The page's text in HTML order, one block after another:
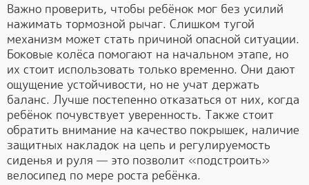
Важно проверить, чтобы ребёнок мог без усилий
нажимать тормозной рычаг. Слишком тугой
механизм может стать причиной опасной ситуации.
Боковые колёса помогают на начальном этапе, но
их стоит использовать только временно. Они дают
ощущение устойчивости, но не учат держать
баланс. Лучше постепенно отказаться от них, когда
ребёнок почувствует уверенность. Также стоит
обратить внимание на качество покрышек, наличие
защитных накладок на цепь и регулируемость
сиденья и руля — это позволит «подстроить»
велосипед по мере роста ребёнка.